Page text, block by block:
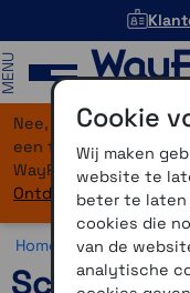
Nee, je bent niet
een flinke upgrade
WayPoint-service,
Ontdek hier wat er
Home >Motor >
Cookie
Wij maken
website te
beter te laten
cookies die
van de
analytische